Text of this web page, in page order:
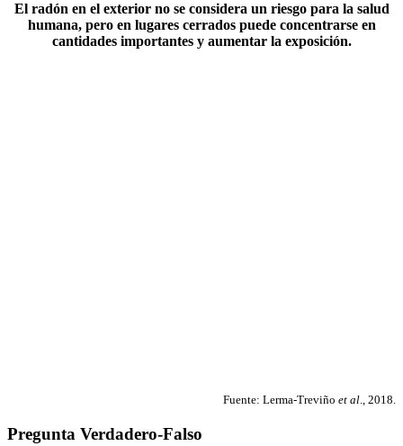
El radón en el exterior no se considera un riesgo para la salud
humana, pero en lugares cerrados puede concentrarse en
cantidades importantes y aumentar la exposición.
Fuente: Lerma-Treviño et al., 2018.
Pregunta Verdadero-Falso